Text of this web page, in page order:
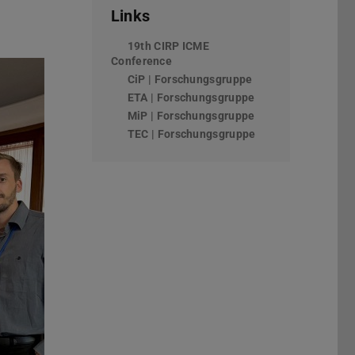
Links
19th CIRP ICME
Conference
CiP | Forschungsgruppe
ETA | Forschungsgruppe
MiP | Forschungsgruppe
TEC | Forschungsgruppe